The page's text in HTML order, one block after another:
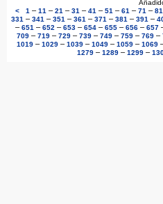
<
1 – 11 – 21 – 31 – 41 – 51 – 61 – 71 – 81
331 – 341 – 351 – 361 – 371 – 381 – 391 –
– 651 – 652 – 653 – 654 – 655 – 656 – 657
709– 719– 729– 739– 749– 759– 769–
1019– 1029– 1039– 1049– 1059– 1069
1279– 1289– 1299–